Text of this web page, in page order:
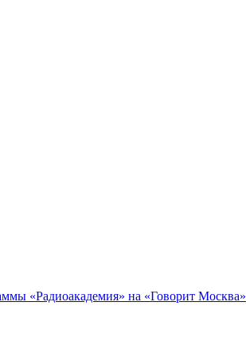
«Радиоакадемия» на «Говорит Москва»